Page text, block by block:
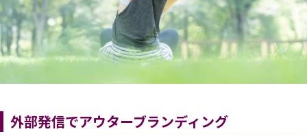
外部発信でアウターブランディング